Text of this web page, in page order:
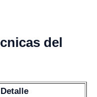
del
Detalle